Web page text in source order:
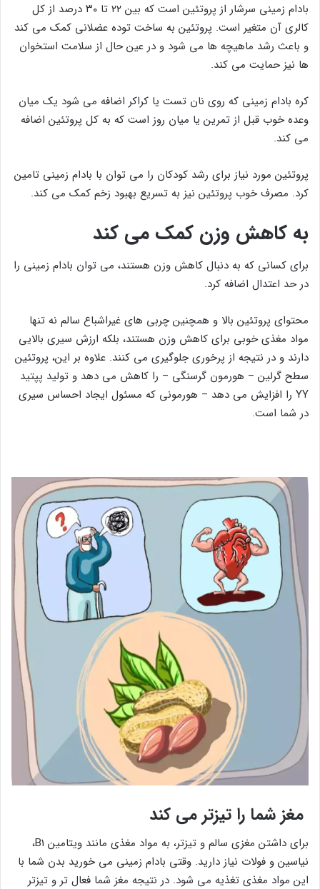
بادام زمینی سرشار از پروتئین است که بین ۲۲ تا ۳۰ درصد از کل
کالری آن متغیر است. پروتئین به ساخت توده عضلانی کمک می کند
و باعث رشد ماهیچه ها می شود و در عین حال از سلامت استخوان
ها نیز حمایت می کند.
کره بادام زمینی که روی نان تست یا کراکر اضافه می شود یک میان
وعده خوب قبل از تمرین یا میان روز است که به کل پروتئین اضافه
می کند.
پروتئین مورد نیاز برای رشد کودکان را می توان با بادام زمینی تامین
کرد. مصرف خوب پروتئین نیز به تسریع بهبود زخم کمک می کند.
به کاهش وزن کمک می کند
برای کسانی که به دنبال کاهش وزن هستند، می توان بادام زمینی را
در حد اعتدال اضافه کرد.
محتوای پروتئین بالا و همچنین چربی های غیراشباع سالم نه تنها
مواد مغذی خوبی برای کاهش وزن هستند، بلکه ارزش سیری بالایی
دارند و در نتیجه از پرخوری جلوگیری می کنند. علاوه بر این، پروتئین
سطح گرلین – هورمون گرسنگی – را کاهش می دهد و تولید پپتید
YY را افزایش می دهد – هورمونی که مسئول ایجاد احساس سیری
در شما است.
مغز شما را تیزتر می کند
برای داشتن مغزی سالم و تیزتر، به مواد مغذی مانند ویتامین B1،
نیاسین و فولات نیاز دارید. وقتی بادام زمینی می خورید بدن شما با
این مواد مغذی تغذیه می شود. در نتیجه مغز شما فعال تر و تیزتر